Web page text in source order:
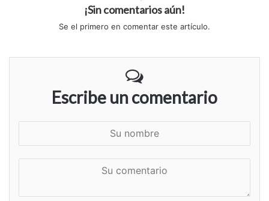
¡Sin comentarios aún!
Se el primero en comentar este artículo.
Escribe un comentario